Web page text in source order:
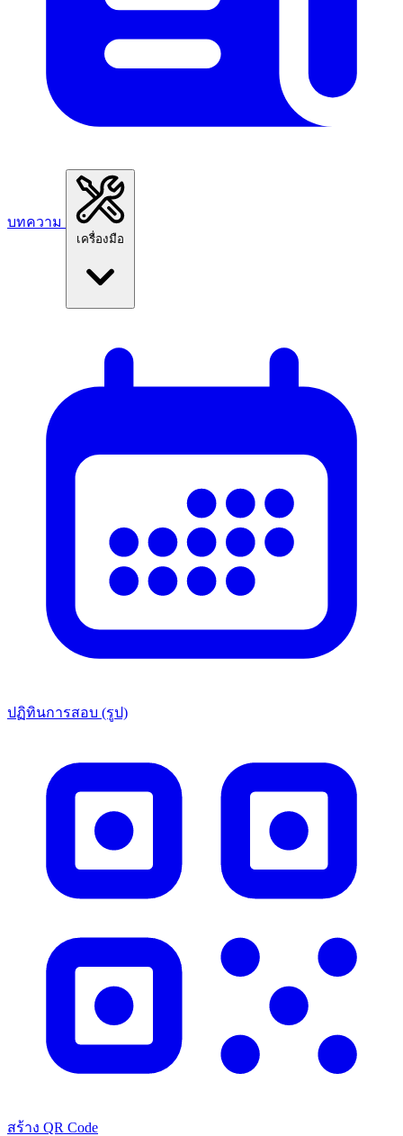
บทความ
เครื่องมือ
ปฏิทินการสอบ (รูป)
สร้าง QR Code